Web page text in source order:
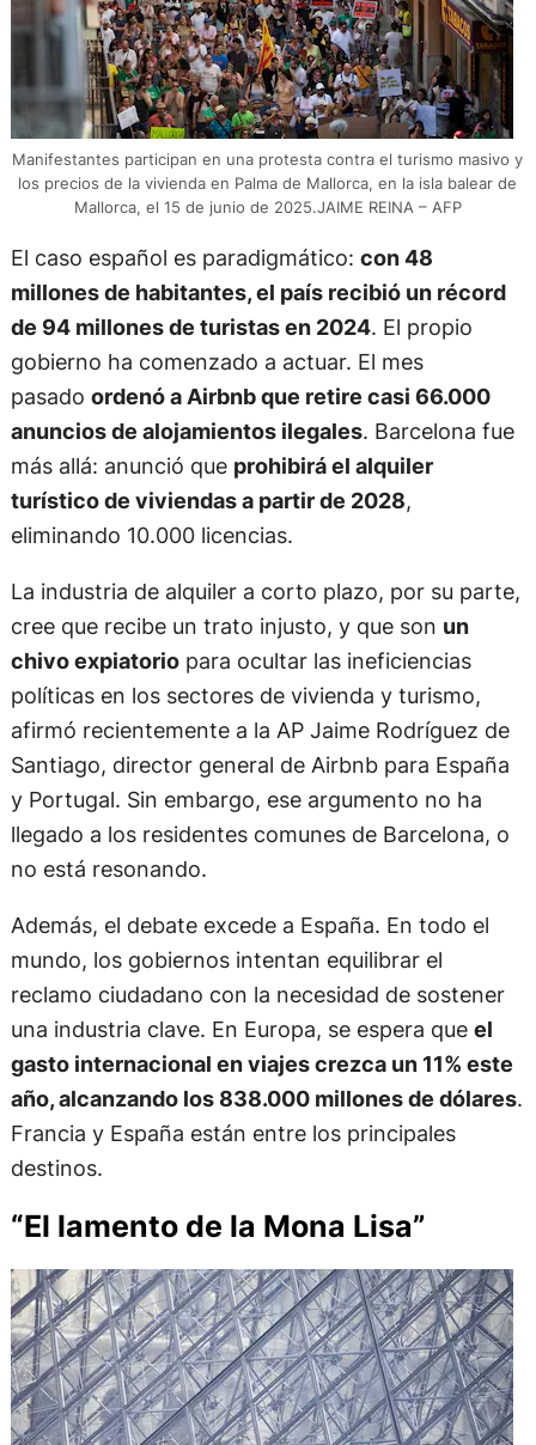
Manifestantes participan en una protesta contra el turismo masivo y
los precios de la vivienda en Palma de Mallorca, en la isla balear de
Mallorca, el 15 de junio de 2025.JAIME REINA – AFP
El caso español es paradigmático: con 48
millones de habitantes, el país recibió un récord
de 94 millones de turistas en 2024. El propio
gobierno ha comenzado a actuar. El mes
pasado ordenó a Airbnb que retire casi 66.000
anuncios de alojamientos ilegales. Barcelona fue
más allá: anunció que prohibirá el alquiler
turístico de viviendas a partir de 2028,
eliminando 10.000 licencias.
La industria de alquiler a corto plazo, por su parte,
cree que recibe un trato injusto, y que son un
chivo expiatoriopara ocultar las ineficiencias
políticas en los sectores de vivienda y turismo,
afirmó recientemente a la AP Jaime Rodríguez de
Santiago, director general de Airbnb para España
y Portugal. Sin embargo, ese argumento no ha
llegado a los residentes comunes de Barcelona, o
no está resonando.
Además, el debate excede a España. En todo el
mundo, los gobiernos intentan equilibrar el
reclamo ciudadano con la necesidad de sostener
una industria clave. En Europa, se espera que el
gasto internacional en viajes crezca un 11% este
año, alcanzando los 838.000 millones de dólares.
Francia y España están entre los principales
destinos.
“El lamento de la Mona Lisa”